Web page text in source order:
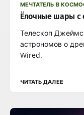
МЕЧТАТЕЛЬ В
Ёлочные шары с
Телескоп
астрономов о
Wired.
ЧИТАТЬ ДАЛЕЕ